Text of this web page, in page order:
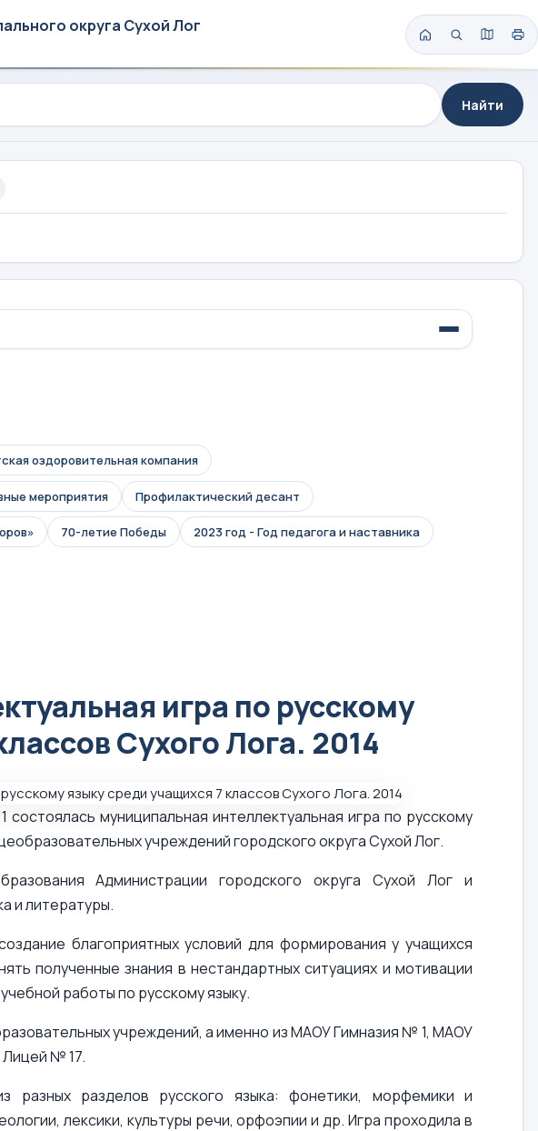
округа Сухой Лог
Найти
оздоровительная компания
мероприятия Профилактический десант
70-летие Победы 2023 год - Год педагога и наставника
игра по русскому
Сухого Лога. 2014
муниципальная интеллектуальная игра по русскому
учреждений городского округа Сухой Лог.
Администрации городского округа Сухой Лог и
и литературы.
благоприятных условий для формирования у учащихся
полученные знания в нестандартных ситуациях и мотивации
работы по русскому языку.
учреждений, а именно из МАОУ Гимназия № 1, МАОУ
№ 17.
разных разделов русского языка: фонетики, морфемики и
лексики, культуры речи, орфоэпии и др. Игра проходила в